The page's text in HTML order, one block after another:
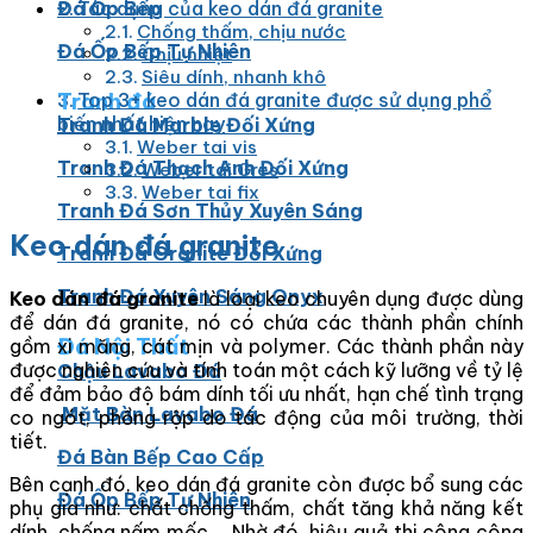
Đá Ốp Bếp
Đá Ốp Bếp Tự Nhiên
Tranh đá
Tranh Đá Marble Đối Xứng
Tranh Đá Thạch Anh Đối Xứng
Tranh Đá Sơn Thủy Xuyên Sáng
Tranh Đá Granite Đối Xứng
Tranh Đá Xuyên Sáng Onyx
Đá Nội Thất
Chậu Lavabo Đá
Mặt Bàn Lavabo Đá
Đá Bàn Bếp Cao Cấp
Đá Ốp Bếp Tự Nhiên
Tác dụng của keo dán đá granite
Chống thấm, chịu nước
Chịu nhiệt
Siêu dính, nhanh khô
Top 3+ keo dán đá granite được sử dụng phổ
biến nhất hiện nay
Weber tai vis
Weber tai Gres
Weber tai fix
Keo dán đá granite
Keo dán đá granitelà loại keo chuyên dụng được dùng
để dán đá granite, nó có chứa các thành phần chính
gồm xi măng, cát mịn và polymer. Các thành phần này
được nghiên cứu và tính toán một cách kỹ lưỡng về tỷ lệ
để đảm bảo độ bám dính tối ưu nhất, hạn chế tình trạng
co ngót, phồng rộp do tác động của môi trường, thời
tiết.
Bên cạnh đó, keo dán đá granite còn được bổ sung các
phụ gia như: chất chống thấm, chất tăng khả năng kết